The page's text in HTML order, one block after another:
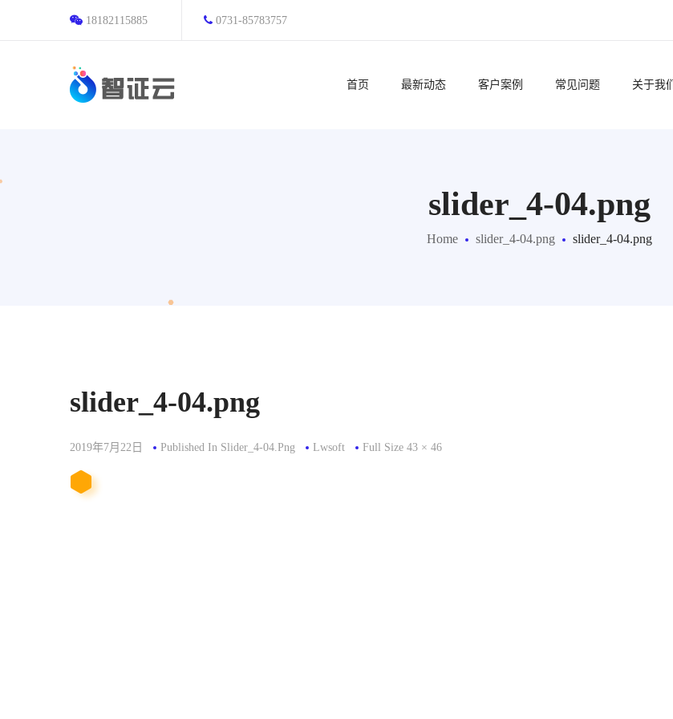
18182115885 0731-85783757
首页 最新动态 客户案例 常见问题 关于我们
slider_4-04.png
Home slider_4-04.png slider_4-04.png
slider_4-04.png
2019年7月22日 Published In Slider_4-04.png Lwsoft
Full
Full Size 43 × 46